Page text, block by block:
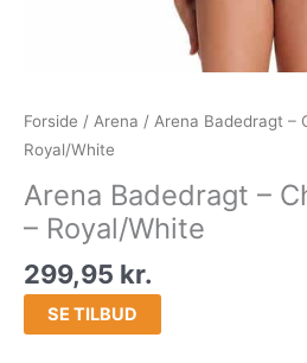
Forside / Arena / Arena Badedragt –
Royal/White
Arena Badedragt –
– Royal/White
299,95 kr.
SE TILBUD